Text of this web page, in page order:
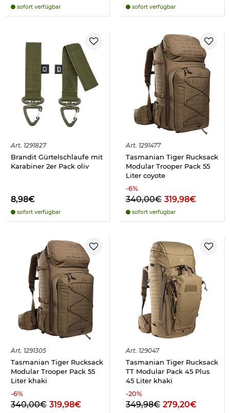
sofort verfügbar sofort verfügbar
Art. 1291827
Brandit Gürtelschlaufe mit
Karabiner 2er Pack oliv
8,98€
sofort verfügbar
Art. 1291477
Tasmanian Tiger Rucksack
Modular Trooper Pack 55
Liter coyote
-6%
340,00€ 319,98€
sofort verfügbar
Art. 1291305
Tasmanian Tiger Rucksack
Modular Trooper Pack 55
Liter khaki
-6%
340,00€ 319,98€
Art. 129047
Tasmanian Tiger Rucksack
TT Modular Pack 45 Plus
45 Liter khaki
-20%
349,98€ 279,20€